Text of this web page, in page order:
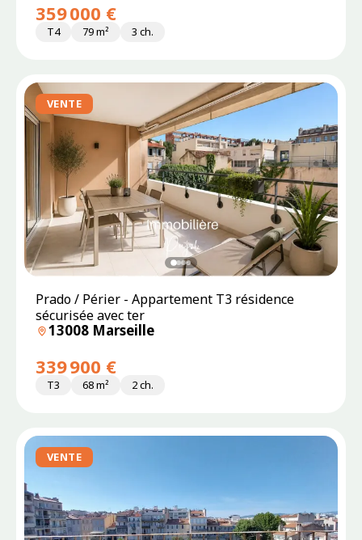
359 000 €
T4 79 m² 3 ch.
VENTE
Prado / Périer - Appartement T3 résidence
sécurisée avec ter
13008 Marseille
339 900 €
T3 68 m² 2 ch.
VENTE